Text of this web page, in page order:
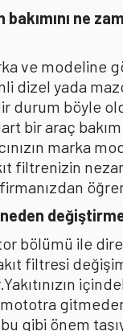
ne
ve modeline
dizel yada
durum böyle
bir araç bakım
marka
filtrenizin
bölümü ile
filtresi
gibi önem